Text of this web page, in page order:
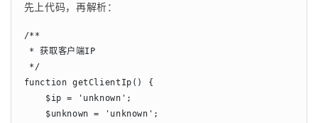
先上代码，再解析：
/**
* 获取客户端IP
*/
function getClientIp() {
    $ip = 'unknown';
    $unknown = 'unknown';